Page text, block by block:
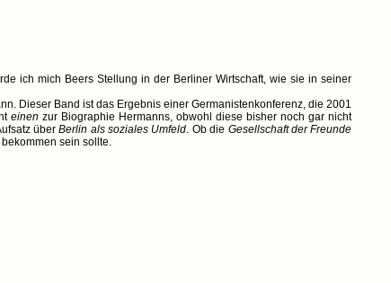
ich mich Beers Stellung in der Berliner Wirtschaft, wie sie in seiner
Dieser Band ist das Ergebnis einer Germanistenkonferenz, die 2001
einen zur Biographie Hermanns, obwohl diese bisher noch gar nicht
überBerlin als soziales Umfeld. Ob die Gesellschaft der Freunde
sein sollte.